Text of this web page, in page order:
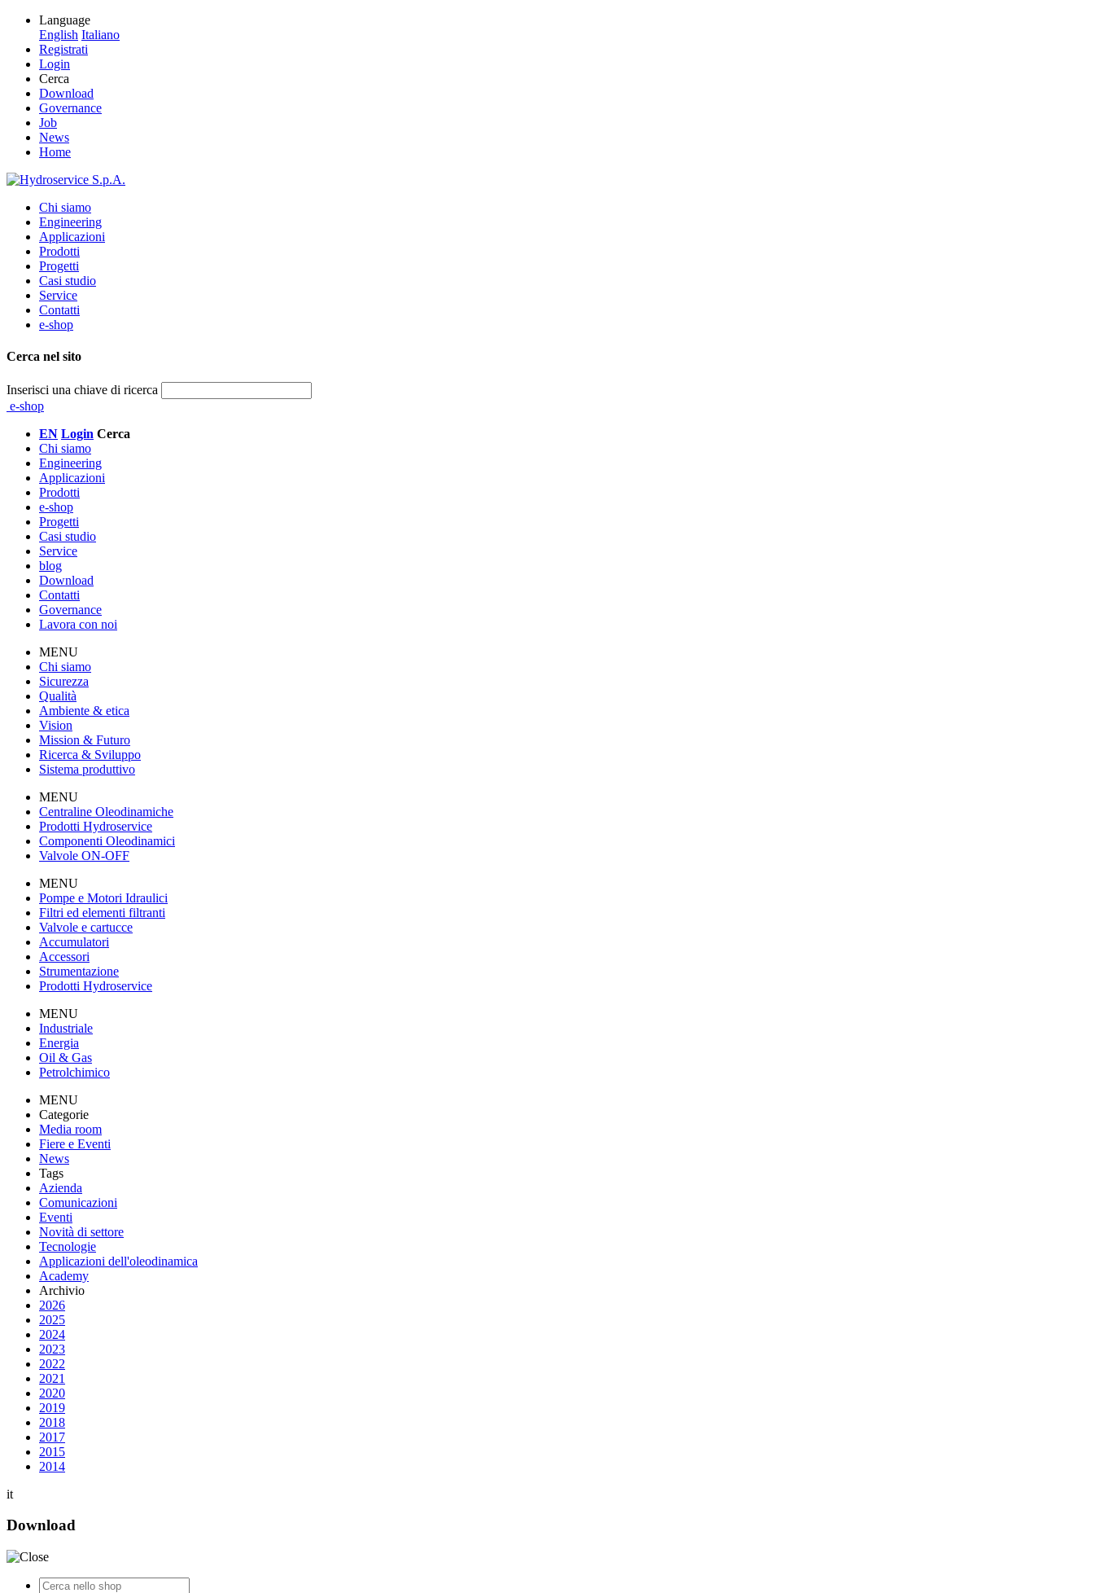
Language
English Italiano
Registrati
Login
Cerca
Download
Governance
Job
News
Home
Chi siamo
Engineering
Applicazioni
Prodotti
Progetti
Casi studio
Service
Contatti
e-shop
Cerca nel sito
Inserisci una chiave di ricerca
e-shop
EN Login Cerca
Chi siamo
Engineering
Applicazioni
Prodotti
e-shop
Progetti
Casi studio
Service
blog
Download
Contatti
Governance
Lavora con noi
MENU
Chi siamo
Sicurezza
Qualità
Ambiente & etica
Vision
Mission & Futuro
Ricerca & Sviluppo
Sistema produttivo
MENU
Centraline Oleodinamiche
Prodotti Hydroservice
Componenti Oleodinamici
Valvole ON-OFF
MENU
Pompe e Motori Idraulici
Filtri ed elementi filtranti
Valvole e cartucce
Accumulatori
Accessori
Strumentazione
Prodotti Hydroservice
MENU
Industriale
Energia
Oil & Gas
Petrolchimico
MENU
Categorie
Media room
Fiere e Eventi
News
Tags
Azienda
Comunicazioni
Eventi
Novità di settore
Tecnologie
Applicazioni dell'oleodinamica
Academy
Archivio
2026
2025
2024
2023
2022
2021
2020
2019
2018
2017
2015
2014
it
Download